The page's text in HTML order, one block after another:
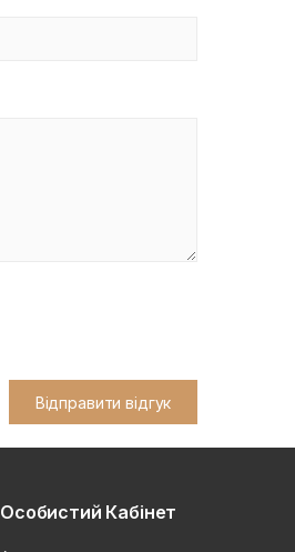
Відправити відгук
Особистий Кабінет